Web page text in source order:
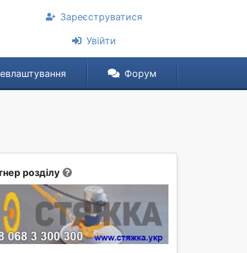
Зареєструватися
Увійти
Форум
розділу